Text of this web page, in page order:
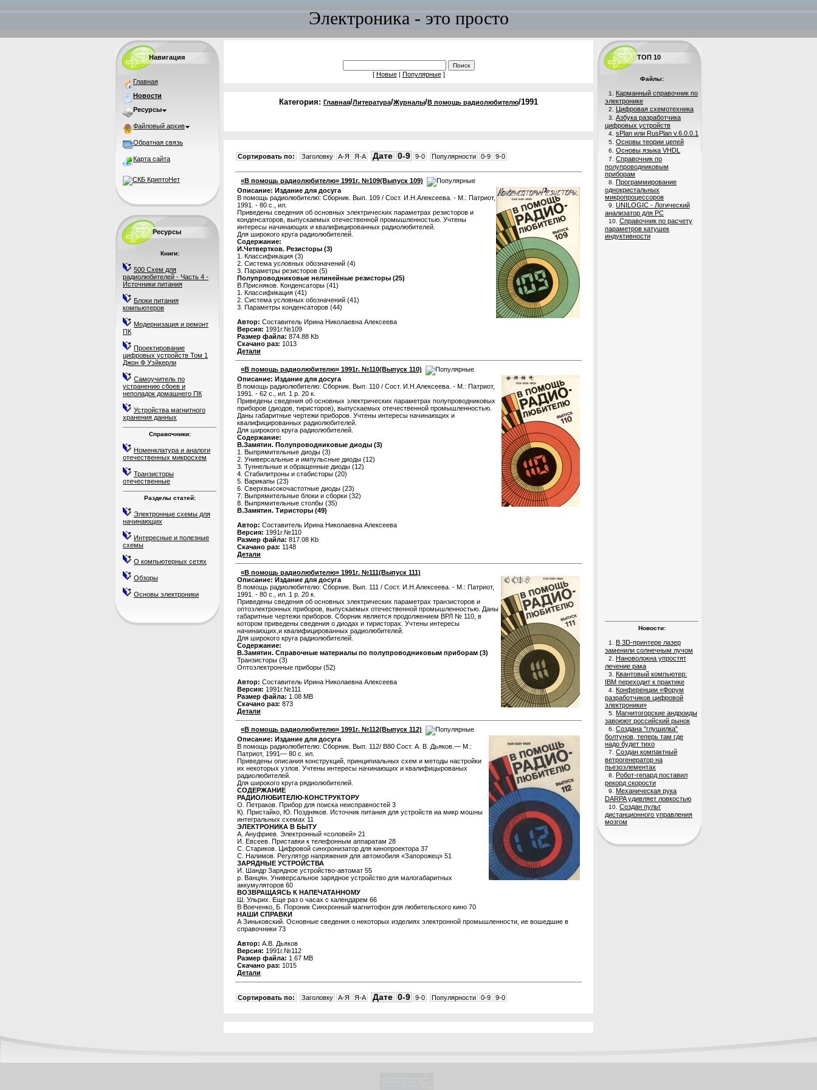
Электроника - это просто
Навигация
Главная
Новости
Ресурсы
Файловый архив
Обратная связь
Карта сайта
Ресурсы
Книги:
500 Схем для
радиолюбителей - Часть 4 -
Источники питания
Блоки питания
компьютеров
Модернизация и ремонт
ПК
Проектирование
цифровых устройств Том 1
Джон Ф Уэйкерли
Самоучитель по
устранению сбоев и
неполадок домашнего ПК
Устройства магнитного
хранения данных
Справочники:
Номенклатура и аналоги
отечественных микросхем
Транзисторы
отечественные
Разделы статей:
Электронные схемы для
начинающих
Интересные и полезные
схемы
О компьютерных сетях
Обзоры
Основы электроники
[ Новые| Популярные]
Категория: Главная/Литература/Журналы/В помощь радиолюбителю/1991
Сортировать по: Заголовку A-Я Я-A Дате 0-9 9-0 Популярности 0-9 9-0
«В помощь радиолюбителю» 1991г. №109(Выпуск 109)
Описание: Издание для досуга
В помощь радиолюбителю: Сборник. Вып. 109 / Сост. И.Н.Алексеева. - М.: Патриот,
1991. - 80 с., ил.
Приведены сведения об основных электрических параметрах резисторов и
конденсаторов, выпускаемых отечественной промышленностью. Учтены
интересы начинающих и квалифицированных радиолюбителей.
Для широкого круга радиолюбителей.
Содержание:
И.Четвертков. Резисторы (3)
1. Классификация (3)
2. Система условных обозначений (4)
3. Параметры резисторов (5)
Полупроводниковые нелинейные резисторы (25)
В.Присняков. Конденсаторы (41)
1. Классификация (41)
2. Система условных обозначений (41)
3. Параметры конденсаторов (44)
Автор: Составитель Ирина Николаевна Алексеева
Версия: 1991г.№109
Размер файла: 874.88 Kb
Скачано раз: 1013
Детали
«В помощь радиолюбителю» 1991г. №110(Выпуск 110)
Описание: Издание для досуга
В помощь радиолюбителю: Сборник. Вып. 110 / Сост. И.Н.Алексеева. - М.: Патриот,
1991. - 62 с., ил. 1 р. 20 к.
Приведены сведения об основных электрических параметрах полупроводниковых
приборов (диодов, тиристоров), выпускаемых отечественной промышленностью.
Даны габаритные чертежи приборов. Учтены интересы начинающих и
квалифицированных радиолюбителей.
Для широкого круга радиолюбителей.
Содержание:
В.Замятин. Полупроводниковые диоды (3)
1. Выпрямительные диоды (3)
2. Универсальные и импульсные диоды (12)
3. Туннельные и обращенные диоды (12)
4. Стабилитроны и стабисторы (20)
5. Варикапы (23)
6. Сверхвысокочастотные диоды (23)
7. Выпрямительные блоки и сборки (32)
8. Выпрямительные столбы (35)
В.Замятин. Тиристоры (49)
Автор: Составитель Ирина Николаевна Алексеева
Версия: 1991г.№110
Размер файла: 817.08 Kb
Скачано раз: 1148
Детали
«В помощь радиолюбителю» 1991г. №111(Выпуск 111)
Описание: Издание для досуга
В помощь радиолюбителю: Сборник. Вып. 111 / Сост. И.Н.Алексеева. - М.: Патриот,
1991. - 80 с., ил. 1 р. 20 к.
Приведены сведения об основных электрических параметрах транзисторов и
оптоэлектронных приборов, выпускаемых отечественной промышленностью. Даны
габаритные чертежи приборов. Сборник является продолжением ВРЛ № 110, в
котором приведены сведения о диодах и тиристорах. Учтены интересы
начинающих,и квалифицированных радиолюбителей.
Для широкого круга радиолюбителей.
Содержание:
В.Замятин. Справочные материалы по полупроводниковым приборам (3)
Транзисторы (3)
Оптоэлектронные приборы (52)
Автор: Составитель Ирина Николаевна Алексеева
Версия: 1991г.№111
Размер файла: 1.08 MB
Скачано раз: 873
Детали
«В помощь радиолюбителю» 1991г. №112(Выпуск 112)
Описание: Издание для досуга
В помощь радиолюбителю: Сборник. Вып. 112/ В80 Сост. А. В. Дьяков.— М.:
Патриот, 1991— 80 с. ил.
Приведены описания конструкций, принципиальных схем и методы настройки
их некоторых узлов. Учтены интересы начинающих и квалифицырованых
радиолюбителей.
Для широкого круга рядиолюбителей.
СОДЕРЖАНИЕ
РАДИОЛЮБИТЕЛЮ-КОНСТРУКТОРУ
О. Петраков. Прибор для поиска неисправностей 3
К). Пристайко, Ю. Поздняков. Источник питания для устройств иа микр мошны
интегральных схемах 11
ЭЛЕКТРОНИКА В БЫТУ
А. Ануфриев. Электронный «соловей» 21
И. Евсеев. Приставки к телефонным аппаратам 28
С. Стариков. Цифровой синхронизатор для кинопроектора 37
С. Налимов. Регулятор напряжения для автомобиля «Запорожец» 51
ЗАРЯДНЫЕ УСТРОЙСТВА
И. Шандр Зарядное устройство-автомат 55
р. Ванцян. Универсальное зарядное устройство для малогабаритных
аккумуляторов 60
ВОЗВРАЩАЯСЬ К НАПЕЧАТАННОМУ
Ш. Ульрих. Еще раз о часах с календарем 66
В Воеченко, Б. Пороник Синхронный магнитофон для любительского кино 70
НАШИ СПРАВКИ
А Зиньковский. Основные сведения о некоторых изделиях электронной промышленности, ие вошедшие в
справочники 73
Автор: А.В. Дьяков
Версия: 1991г.№112
Размер файла: 1.67 MB
Скачано раз: 1015
Детали
Сортировать по: Заголовку A-Я Я-A Дате 0-9 9-0 Популярности 0-9 9-0
ТОП 10
Файлы:
1. Карманный справочник по
электронике
2. Цифровая схемотехника
3. Азбука разработчика
цифровых устройств
4. sPlan или RusPlan v.6.0.0.1
5. Основы теории цепей
6. Основы языка VHDL
7. Справочник по
полупроводниковым
приборам
8. Программирование
однокристальных
микропроцессоров
9. UNILOGIC - Логический
анализатор для PC
10. Справочник по расчету
параметров катушек
индуктивности
Новости:
1. В 3D-принтере лазер
заменили солнечным лучом
2. Нановолокна упростят
лечение рака
3. Квантовый компьютер:
IBM переходит к практике
4. Конференции «Форум
разработчиков цифровой
электроники»
5. Магнитогорские андроиды
завоюют российский рынок
6. Создана "глушилка"
болтунов, теперь там где
надо будет тихо
7. Создан компактный
ветрогенератор на
пьезоэлементах
8. Робот-гепард поставил
рекорд скорости
9. Механическая рука
DARPA удивляет ловкостью
10. Создан пульт
дистанционного управления
мозгом